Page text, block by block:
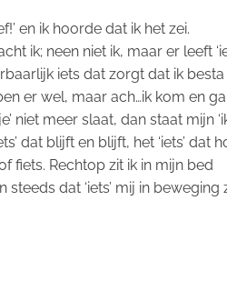
en ik hoorde dat ik het zei.
ik; neen niet ik, maar er leeft
iets dat zorgt dat ik besta
er wel, maar ach…ik kom en ga.
niet meer slaat, dan staat mijn
dat blijft en blijft, het ‘iets’ dat
fiets. Rechtop zit ik in mijn bed
steeds dat ‘iets’ mij in beweging